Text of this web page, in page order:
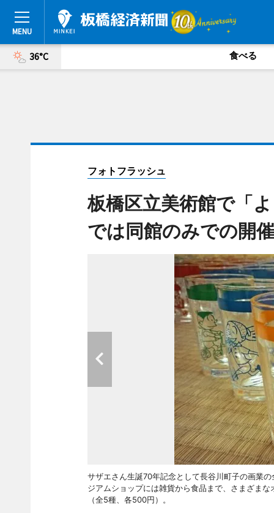
36°C 食べる
フォトフラッシュ
板橋区立美術館で「
では同館のみでの開催
サザエさん生誕70年記念として長谷川町子の画業
ジアムショップには雑貨から食品まで、さまざま
（全5種、各500円）。